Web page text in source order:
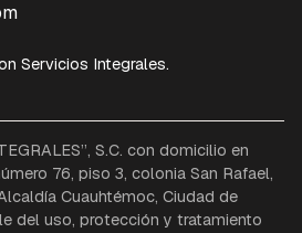
Servicios Integrales.
S.C. con domicilio en
76, piso 3, colonia San Rafael,
Cuauhtémoc, Ciudad de
del uso, protección y tratamiento